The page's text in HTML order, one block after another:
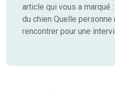
article qui vous a marqué
du chien Quelle
rencontrer pour une